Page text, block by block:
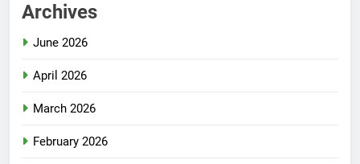
Archives
June 2026
April 2026
March 2026
February 2026